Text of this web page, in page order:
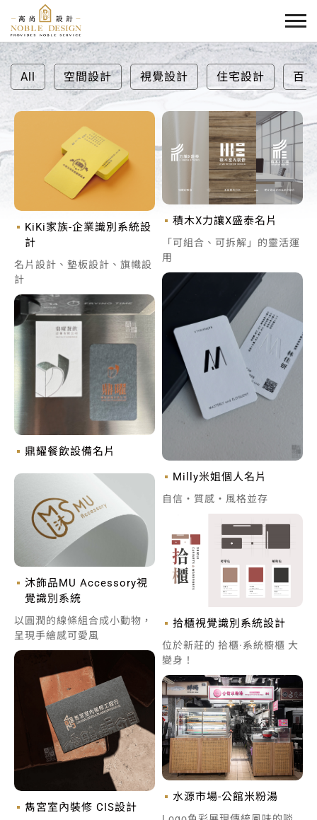
All 空間設計 視覺設計 住宅設計 百
KiKi家族-企業識別系統設
計
名片設計、墊板設計、旗幟設
計
積木X力讓X盛泰名片
「可組合、可拆解」的靈活運
用
Milly米姐個人名片
自信‧質感‧風格並存
鼎耀餐飲設備名片
沐飾品MU Accessory視
覺識別系統
以圓潤的線條組合成小動物，
呈現手繪感可愛風
拾櫃視覺識別系統設計
位於新莊的 拾櫃·系統櫥櫃 大
變身！
雋宮室內裝修 CIS設計
水源市場-公館米粉湯